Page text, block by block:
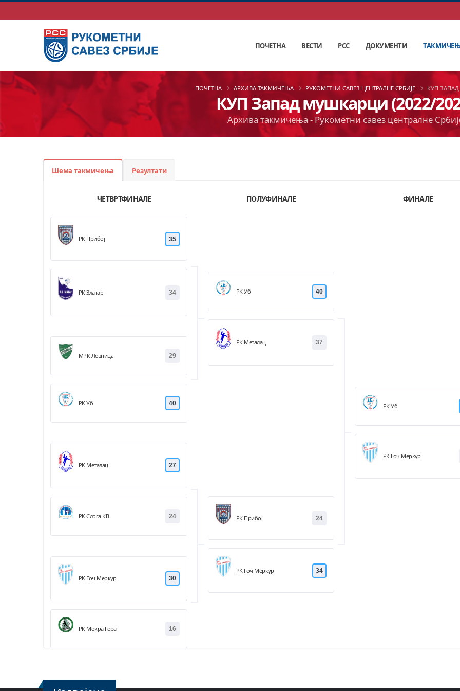
ПОЧЕТНА ВЕСТИ РСС ДОКУМЕНТИ
КУП Запад мушкарци (2022/
Архива такмичења - Рукометни савез централне
ПОЧЕТНА АРХИВА ТАКМИЧЕЊА РУКОМЕТНИ САВЕЗ ЦЕНТРАЛНЕ СРБИЈЕ КУП
Шема такмичења Резултати
ЧЕТВРТФИНАЛЕ
РК Прибој 35
РК Златар 34
МРК Лозница 29
РК Уб 40
РК Металац 27
РК Слога КВ 24
РК Гоч Меркур 30
РК Мокра Гора 16
ПОЛУФИНАЛЕ
РК Уб 40
РК Металац 37
РК Прибој 24
РК Гоч Меркур 34
ФИНАЛЕ
РК Уб
РК Гоч Меркур